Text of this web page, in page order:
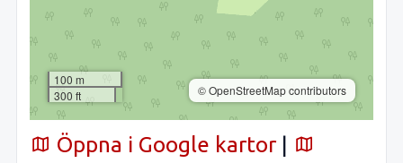
100 m
300 ft
© OpenStreetMap contributors
Öppna i Google kartor |